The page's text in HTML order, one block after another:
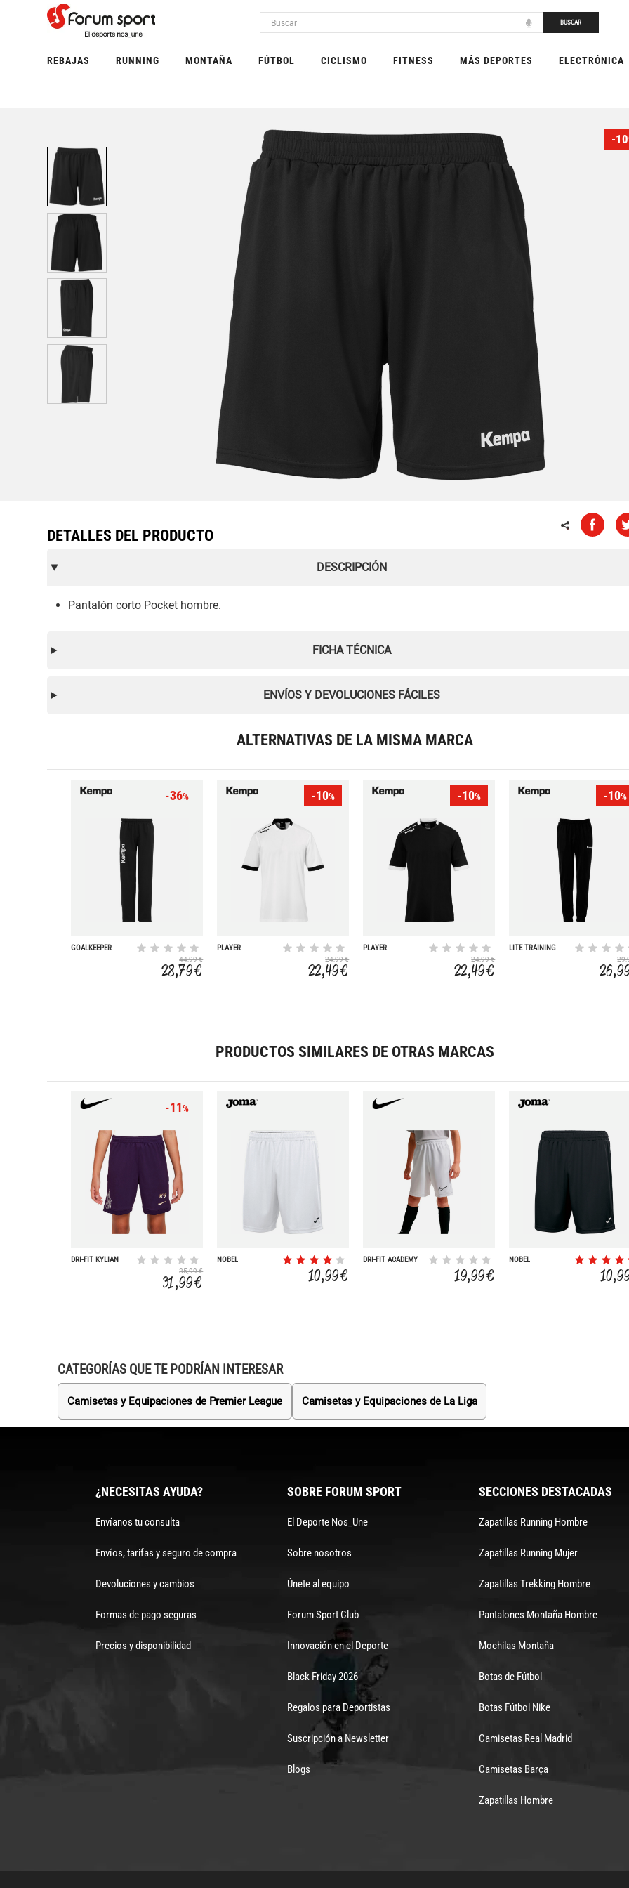
BUSCAR
REBAJAS RUNNING MONTAÑA FÚTBOL CICLISMO FITNESS MÁS DEPORTES ELECTRÓNICA
-10
DETALLES DEL PRODUCTO
DESCRIPCIÓN
Pantalón corto Pocket hombre.
FICHA TÉCNICA
ENVÍOS Y DEVOLUCIONES FÁCILES
ALTERNATIVAS DE LA MISMA MARCA
-36%
GOALKEEPER
44,99 €
28,79 €
-10%
PLAYER
24,99 €
22,49 €
-10%
PLAYER
24,99 €
22,49 €
-10%
LITE TRAINING
PRODUCTOS SIMILARES DE OTRAS MARCAS
-11%
DRI-FIT KYLIAN
35,99 €
31,99 €
NOBEL
10,99 €
DRI-FIT ACADEMY
19,99 €
NOBEL
CATEGORÍAS QUE TE PODRÍAN INTERESAR
Camisetas y Equipaciones de Premier League Camisetas y Equipaciones de La Liga
¿NECESITAS AYUDA?
Envíanos tu consulta
Envíos, tarifas y seguro de compra
Devoluciones y cambios
Formas de pago seguras
Precios y disponibilidad
SOBRE FORUM SPORT
El Deporte Nos_Une
Sobre nosotros
Únete al equipo
Forum Sport Club
Innovación en el Deporte
Black Friday 2026
Regalos para Deportistas
Suscripción a Newsletter
Blogs
SECCIONES DESTACADAS
Zapatillas Running Hombre
Zapatillas Running Mujer
Zapatillas Trekking Hombre
Pantalones Montaña Hombre
Mochilas Montaña
Botas de Fútbol
Botas Fútbol Nike
Camisetas Real Madrid
Camisetas Barça
Zapatillas Hombre